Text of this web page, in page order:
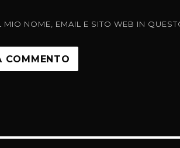
MIO NOME, EMAIL E SITO WEB IN